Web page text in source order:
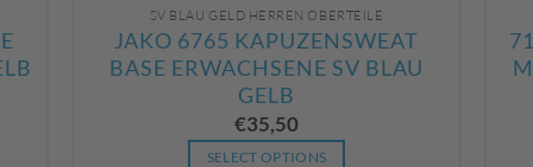
SV BLAU GELD HERREN OBERTEILE
JAKO 6765 KAPUZENSWEAT
BASE ERWACHSENE SV BLAU
GELB
€35,50
SELECT OPTIONS